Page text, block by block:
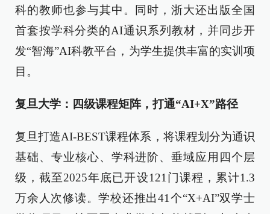
科的教师也参与其中。同时，浙大还出版全国
首套按学科分类的AI通识系列教材，并同步开
发“智海”AI科教平台，为学生提供丰富的实训项
目。
复旦大学：四级课程矩阵，打通“AI+X”路径
复旦打造AI-BEST课程体系，将课程划分为通识
基础、专业核心、学科进阶、垂域应用四个层
级，截至2025年底已开设121门课程，累计1.3
万余人次修读。学校还推出41个“X+AI”双学士